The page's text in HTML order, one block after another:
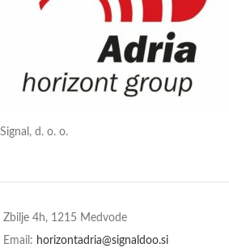
Signal, d. o. o.
Zbilje 4h, 1215 Medvode
Email: horizontadria@signaldoo.si